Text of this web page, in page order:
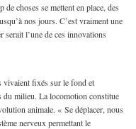
choses se mettent en place, des
nos jours. C’est vraiment une
serait l’une de ces innovations
vivaient fixés sur le fond et
du milieu. La locomotion constitue
animale. « Se déplacer, nous
nerveux permettant le